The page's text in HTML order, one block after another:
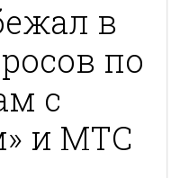
в
по
с
и МТС